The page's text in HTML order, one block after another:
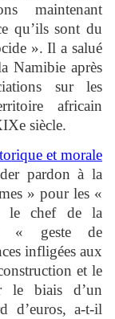
maintenant
qu’ils sont du
». Il a salué
Namibie après
sur les
africain
siècle.
et morale
pardon à la
» pour les «
le chef de la
« geste de
infligées aux
et le
le biais d’un
d’euros, a-t-il